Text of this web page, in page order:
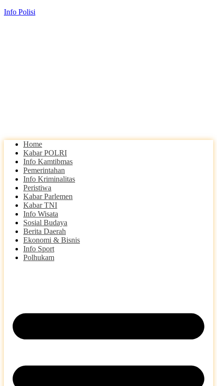
Info Polisi
Home
Kabar POLRI
Info Kamtibmas
Pemerintahan
Info Kriminalitas
Peristiwa
Kabar Parlemen
Kabar TNI
Info Wisata
Sosial Budaya
Berita Daerah
Ekonomi & Bisnis
Info Sport
Polhukam